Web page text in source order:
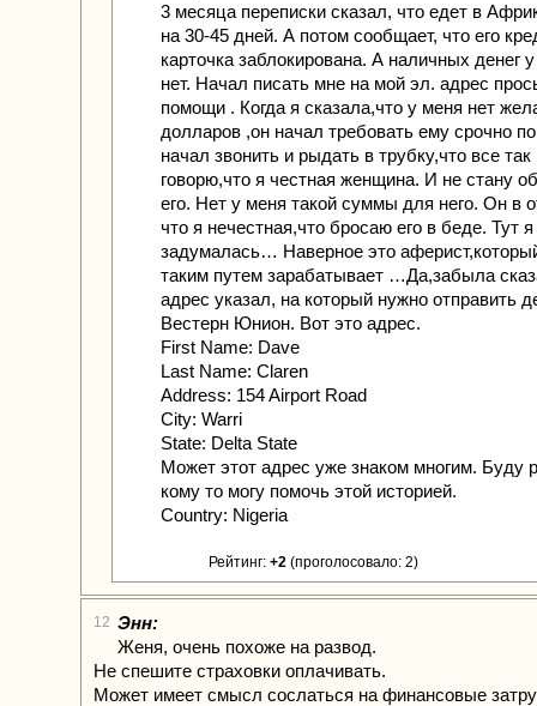
3 месяца переписки сказал, что едет в
на 30-45 дней. А потом сообщает, что его
карточка заблокирована. А наличных денег
нет. Начал писать мне на мой эл. адрес
помощи . Когда я сказала,что у меня нет
долларов ,он начал требовать ему срочно
начал звонить и рыдать в трубку,что все
говорю,что я честная женщина. И не стану
его. Нет у меня такой суммы для него. Он в
что я нечестная,что бросаю его в беде. Тут я
задумалась… Наверное это
таким путем зарабатывает …Да,забыла
адрес указал, на который нужно отправить
Вестерн Юнион. Вот это адрес.
First Name: Dave
Last Name: Claren
Address: 154 Airport Road
City: Warri
State: Delta State
Может этот адрес уже знаком многим. Буду
кому то могу помочь этой историей.
Country: Nigeria
Рейтинг: +2 (проголосовало: 2)
12 Энн:
Женя, очень похоже на развод.
Не спешите страховки оплачивать.
Может имеет смысл сослаться на финансовые